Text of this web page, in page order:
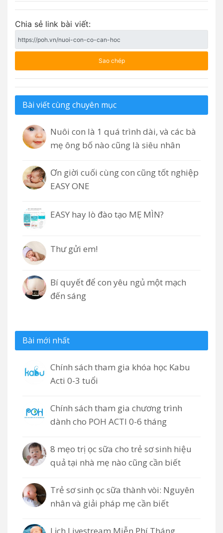
Chia sẻ link bài viết:
Sao chép
Bài viết cùng chuyên mục
Nuôi con là 1 quá trình dài, và các bà
mẹ ông bố nào cũng là siêu nhân
Ơn giời cuối cùng con cũng tốt nghiệp
EASY ONE
EASY hay lò đào tạo MẸ MÌN?
Thư gửi em!
Bí quyết để con yêu ngủ một mạch
đến sáng
Bài mới nhất
Chính sách tham gia khóa học Kabu
Acti 0-3 tuổi
Chính sách tham gia chương trình
dành cho POH ACTI 0-6 tháng
8 mẹo trị ọc sữa cho trẻ sơ sinh hiệu
quả tại nhà mẹ nào cũng cần biết
Trẻ sơ sinh ọc sữa thành vòi: Nguyên
nhân và giải pháp mẹ cần biết